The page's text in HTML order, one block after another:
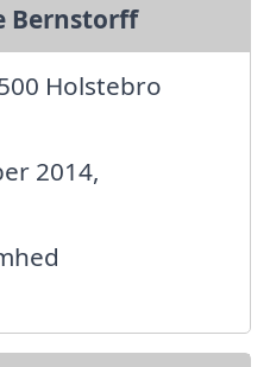
Bernstorff
Holstebro
2014,